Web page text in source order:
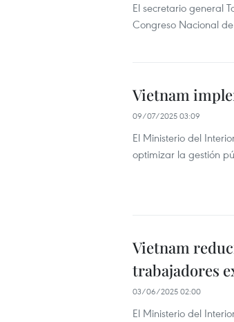
El secretario general
Congreso Nacional
Vietnam
09/07/2025 03:09
El Ministerio del
optimizar la gestión
Vietnam
trabajadores
03/06/2025 02:00
El Ministerio del